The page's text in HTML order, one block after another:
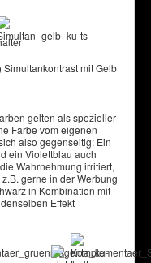
Simultankontrast mit Gelb
gelten als spezieller
Farbe vom eigenen
also gegenseitig: Ein
ein Violettblau auch
Wahrnehmung irritiert,
gerne in der Werbung
in Kombination mit
Effekt